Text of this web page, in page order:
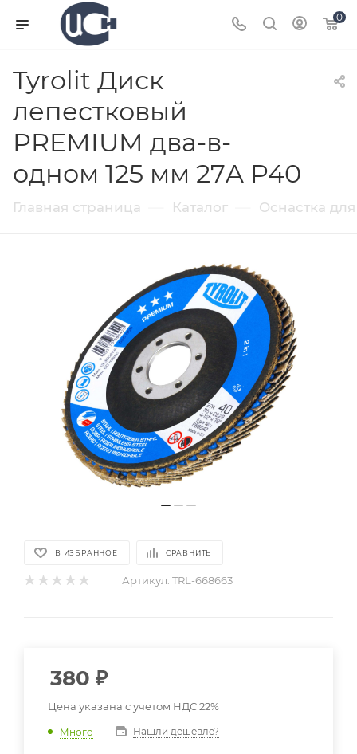
0
Tyrolit Диск
лепестковый
PREMIUM два-в-
одном 125 мм 27A P40
Главная страница Каталог Оснастка
В ИЗБРАННОЕ СРАВНИТЬ
Артикул: TRL-668663
380 ₽
Цена указана с учетом НДС 22%
Много Нашли дешевле?